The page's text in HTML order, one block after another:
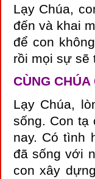
Lạy Chúa,
đến và khai
để con
rồi mọi sự sẽ
CÙNG CHÚA
Lạy Chúa,
sống. Con tạ
nay. Có tình
đã sống với
con xây